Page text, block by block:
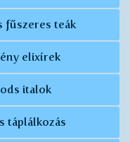
fűszeres teák
elixírek
italok
táplálkozás